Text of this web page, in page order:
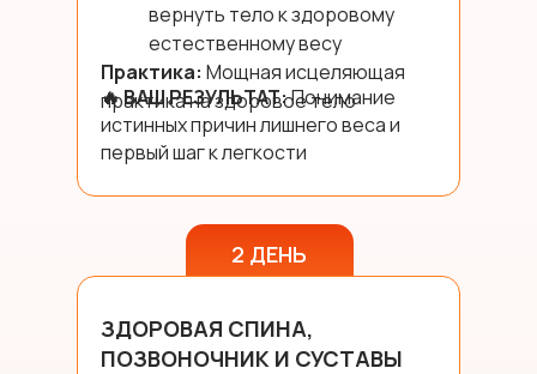
вернуть тело к здоровому
естественному весу
Практика: Мощная исцеляющая
практика на здоровое тело
🔥 ВАШ РЕЗУЛЬТАТ:Понимание
истинных причин лишнего веса и
первый шаг к легкости
2 ДЕНЬ
ЗДОРОВАЯ СПИНА,
ПОЗВОНОЧНИК И СУСТАВЫ